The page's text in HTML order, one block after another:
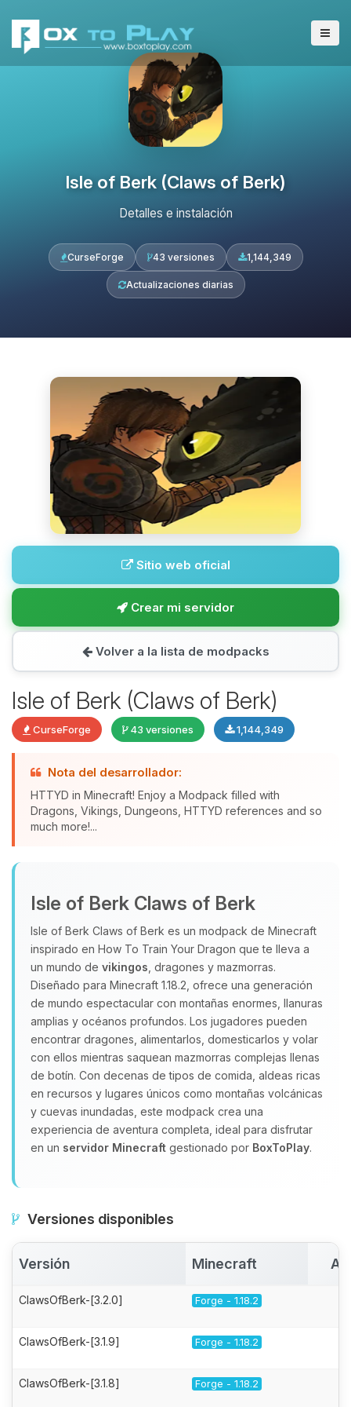
Isle of Berk (Claws of Berk)
Detalles e instalación
CurseForge 43 versiones 1,144,349
Actualizaciones diarias
Sitio web oficial
Crear mi servidor
Volver a la lista de modpacks
Isle of Berk (Claws of Berk)
CurseForge 43 versiones 1,144,349
Nota del desarrollador:
HTTYD in Minecraft! Enjoy a Modpack filled with
Dragons, Vikings, Dungeons, HTTYD references and so
much more!...
Isle of Berk Claws of Berk
Isle of Berk Claws of Berk es un modpack de Minecraft
inspirado en How To Train Your Dragon que te lleva a
un mundo de vikingos , dragones y mazmorras.
Diseñado para Minecraft 1.18.2, ofrece una generación
de mundo espectacular con montañas enormes, llanuras
amplias y océanos profundos. Los jugadores pueden
encontrar dragones, alimentarlos, domesticarlos y volar
con ellos mientras saquean mazmorras complejas llenas
de botín. Con decenas de tipos de comida, aldeas ricas
en recursos y lugares únicos como montañas volcánicas
y cuevas inundadas, este modpack crea una
experiencia de aventura completa, ideal para disfrutar
en un servidor Minecraft gestionado por BoxToPlay.
Versiones disponibles
Versión Minecraft
ClawsOfBerk-[3.2.0] Forge - 1.18.2
ClawsOfBerk-[3.1.9] Forge - 1.18.2
ClawsOfBerk-[3.1.8] Forge - 1.18.2
asistente de BoxToPlay. Cuentame
que necesitas y moveré mis
pequenos circuitos para ayudarte.
06/08/2026 23:32